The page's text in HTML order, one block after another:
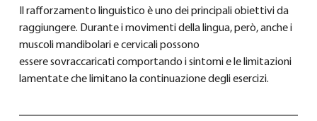
Il rafforzamento linguistico è uno dei principali obiettivi da
raggiungere. Durante i movimenti della lingua, però, anche i
muscoli mandibolari e cervicali possono
essere sovraccaricati comportando i sintomi e le limitazioni
lamentate che limitano la continuazione degli esercizi.